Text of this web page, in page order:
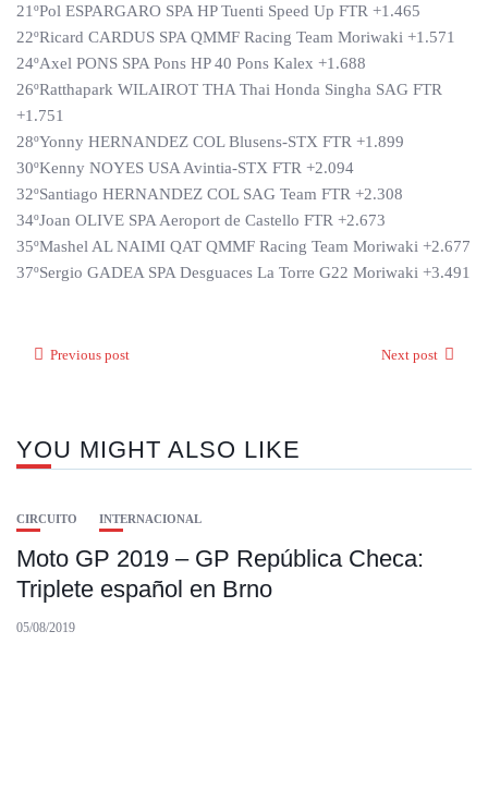
21ºPol ESPARGARO SPA HP Tuenti Speed Up FTR +1.465
22ºRicard CARDUS SPA QMMF Racing Team Moriwaki +1.571
24ºAxel PONS SPA Pons HP 40 Pons Kalex +1.688
26ºRatthapark WILAIROT THA Thai Honda Singha SAG FTR
+1.751
28ºYonny HERNANDEZ COL Blusens-STX FTR +1.899
30ºKenny NOYES USA Avintia-STX FTR +2.094
32ºSantiago HERNANDEZ COL SAG Team FTR +2.308
34ºJoan OLIVE SPA Aeroport de Castello FTR +2.673
35ºMashel AL NAIMI QAT QMMF Racing Team Moriwaki +2.677
37ºSergio GADEA SPA Desguaces La Torre G22 Moriwaki +3.491
Previous post Next post
YOU MIGHT ALSO LIKE
CIRCUITO INTERNACIONAL
Moto GP 2019 – GP República Checa:
Triplete español en Brno
05/08/2019